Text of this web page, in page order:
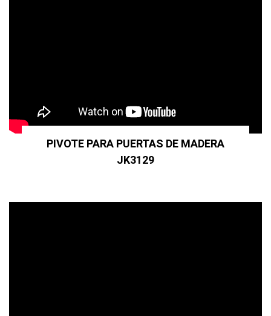
PIVOTE PARA PUERTAS DE MADERA
JK3129